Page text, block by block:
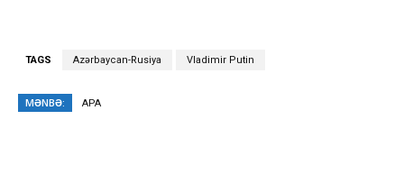
TAGS Azərbaycan-Rusiya Vladimir Putin
MƏNBƏ: APA